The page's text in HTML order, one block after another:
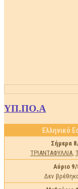
ΥΠ.ΠΟ.Α